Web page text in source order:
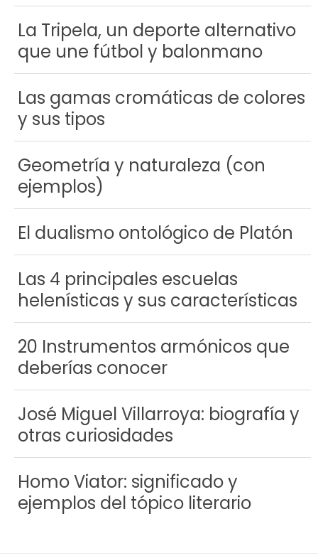
La Tripela, un deporte alternativo
que une fútbol y balonmano
Las gamas cromáticas de colores
y sus tipos
Geometría y naturaleza (con
ejemplos)
El dualismo ontológico de Platón
Las 4 principales escuelas
helenísticas y sus características
20 Instrumentos armónicos que
deberías conocer
José Miguel Villarroya: biografía y
otras curiosidades
Homo Viator: significado y
ejemplos del tópico literario